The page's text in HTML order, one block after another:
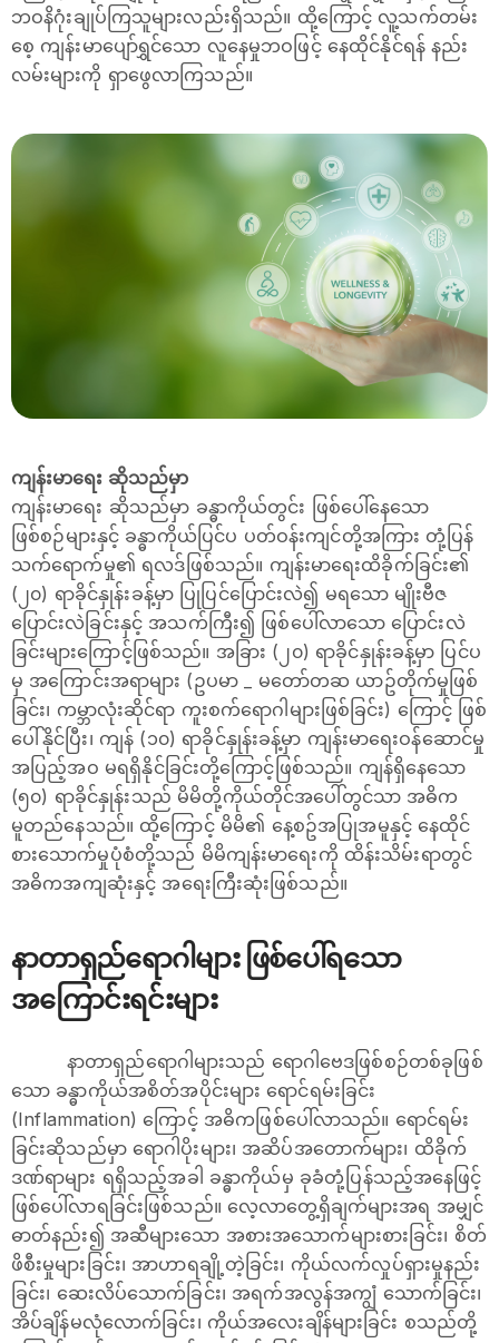
ဘဝနိဂုံးချုပ်ကြသူများလည်းရှိသည်။ ထို့ကြောင့် လူ့သက်တမ်း
စေ့ ကျန်းမာပျော်ရွှင်သော လူနေမှုဘဝဖြင့် နေထိုင်နိုင်ရန် နည်း
လမ်းများကို ရှာဖွေလာကြသည်။
ကျန်းမာရေး ဆိုသည်မှာ
ကျန်းမာရေး ဆိုသည်မှာ ခန္ဓာကိုယ်တွင်း ဖြစ်ပေါ်နေသော
ဖြစ်စဉ်များနှင့် ခန္ဓာကိုယ်ပြင်ပ ပတ်ဝန်းကျင်တို့အကြား တုံ့ပြန်
သက်‌ရောက်မှု၏ ရလဒ်ဖြစ်သည်။ ကျန်းမာရေးထိခိုက်ခြင်း၏
(၂၀) ရာခိုင်နှုန်းခန့်မှာ ပြုပြင်ပြောင်းလဲ၍ မရသော မျိုးဗီဇ
ပြောင်းလဲခြင်းနှင့် အသက်ကြီး၍ ဖြစ်ပေါ်လာသော ပြောင်းလဲ
ခြင်းများကြောင့်ဖြစ်သည်။ အခြား (၂၀) ရာခိုင်နှုန်းခန့်မှာ ပြင်ပ
မှ အကြောင်းအရာများ (ဥပမာ _ မတော်တဆ ယာဥ်တိုက်မှုဖြစ်
ခြင်း၊ ကမ္ဘာလုံးဆိုင်ရာ ကူးစက်ရောဂါများဖြစ်ခြင်း) ကြောင့် ဖြစ်
ပေါ်နိုင်ပြီး၊ ကျန် (၁၀) ရာခိုင်နှုန်းခန့်မှာ ကျန်းမာရေးဝန်ဆောင်မှု
အပြည့်အဝ မရရှိနိုင်ခြင်းတို့ကြောင့်ဖြစ်သည်။ ကျန်ရှိနေသော
(၅၀) ရာခိုင်နှုန်းသည် မိမိတို့ကိုယ်တိုင်အပေါ်တွင်သာ အဓိက
မူတည်နေသည်။ ထို့ကြောင့် မိမိ၏ နေ့စဥ်အပြုအမူနှင့် နေထိုင်
စားသောက်မှုပုံစံတို့သည် မိမိကျန်းမာရေးကို ထိန်းသိမ်းရာတွင်
အဓိကအကျဆုံးနှင့် အရေးကြီးဆုံးဖြစ်သည်။
နာတာရှည်ရောဂါများ ဖြစ်ပေါ်ရသော
အကြောင်းရင်းများ
နာတာရှည်ရောဂါများသည် ရောဂါဗေဒဖြစ်စဉ်တစ်ခုဖြစ်
သော ခန္ဓာကိုယ်အစိတ်အပိုင်းများ‌ ရောင်ရမ်းခြင်း
(Inflammation) ကြောင့် အဓိကဖြစ်ပေါ်လာသည်။ ရောင်ရမ်း
ခြင်းဆိုသည်မှာ ရောဂါပိုးများ၊ အဆိပ်အတောက်များ၊ ထိခိုက်
ဒဏ်ရာများ ရရှိသည့်အခါ ခန္ဓာကိုယ်မှ ခုခံတုံ့ပြန်သည့်အနေဖြင့်
ဖြစ်ပေါ်လာရခြင်းဖြစ်သည်။ လေ့လာတွေ့ရှိချက်များအရ ‌အမျှင်
ဓာတ်နည်း၍ အဆီများသော အစားအသောက်များစားခြင်း၊ စိတ်
ဖိစီးမှုများခြင်း၊ အာဟာရချို့တဲ့ခြင်း၊ ကိုယ်လက်လှုပ်ရှားမှုနည်း
ခြင်း၊ ဆေးလိပ်သောက်ခြင်း၊ အရက်အလွန်အကျွံ သောက်ခြင်း၊
အိပ်‌ချိန်မလုံလောက်ခြင်း၊ ကိုယ်အလေးချိန်များခြင်း စသည်တို့